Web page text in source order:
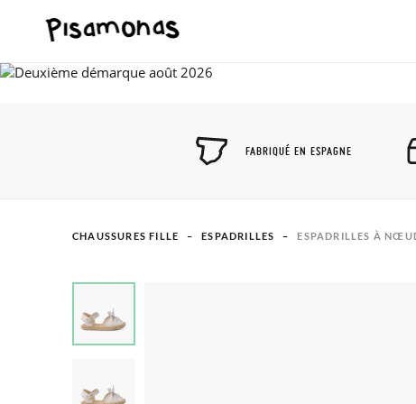
FABRIQUÉ EN ESPAGNE
CHAUSSURES FILLE ESPADRILLES ESPADRILLES À